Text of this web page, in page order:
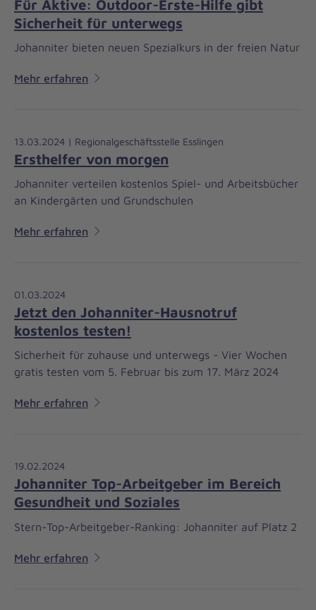
Für Aktive: Outdoor-Erste-Hilfe gibt
Sicherheit für unterwegs
Johanniter bieten neuen Spezialkurs in der freien Natur
Mehr erfahren
13.03.2024 | Regionalgeschäftsstelle Esslingen
Ersthelfer von morgen
Johanniter verteilen kostenlos Spiel- und Arbeitsbücher
an Kindergärten und Grundschulen
Mehr erfahren
01.03.2024
Jetzt den Johanniter-Hausnotruf
kostenlos testen!
Sicherheit für zuhause und unterwegs - Vier Wochen
gratis testen vom 5. Februar bis zum 17. März 2024
Mehr erfahren
19.02.2024
Johanniter Top-Arbeitgeber im Bereich
Gesundheit und Soziales
Stern-Top-Arbeitgeber-Ranking: Johanniter auf Platz 2
Mehr erfahren